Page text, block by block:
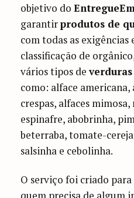
objetivo do
garantirprodutos de
com todas as
classificação de
vários tipos deverduras
como: alface americana,
crespas, alfaces
espinafre, abobrinha,
beterraba, tomate-
salsinha e cebolinha.
O serviço foi criado para